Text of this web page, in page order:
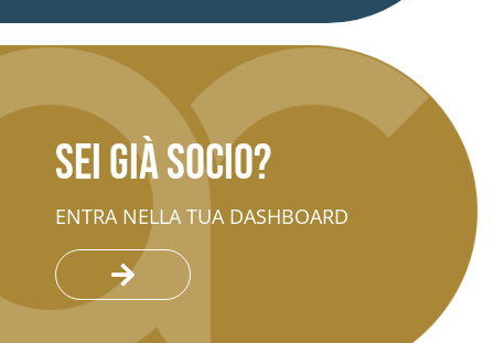
Sei già socio?
ENTRA NELLA TUA DASHBOARD